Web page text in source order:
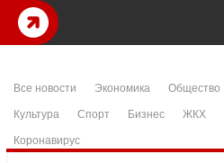
Все новости Экономика Общество
Культура
Спорт Бизнес ЖКХ
Коронавирус